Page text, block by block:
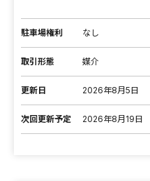
駐車場権利 なし
取引形態 媒介
更新日 2026年8月5日
次回更新予定 2026年8月19日